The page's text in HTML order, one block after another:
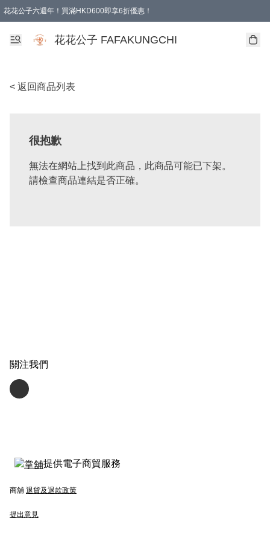
花花公子六週年！買滿HKD600即享6折優惠！
購物滿 HKD 600.00即享免運費優惠！（適用於 本地取貨 )
花花公子 FAFAKUNGCHI
< 返回商品列表
很抱歉
無法在網站上找到此商品，此商品可能已下架。
請檢查商品連結是否正確。
關注我們
提供電子商貿服務
商舖 退貨及退款政策
提出意見